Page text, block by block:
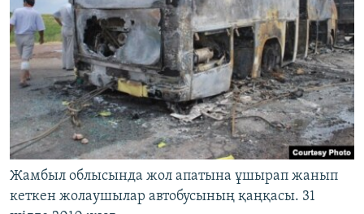
Жамбыл облысында жол апатына ұшырап жанып
кеткен жолаушылар автобусының қаңқасы. 31